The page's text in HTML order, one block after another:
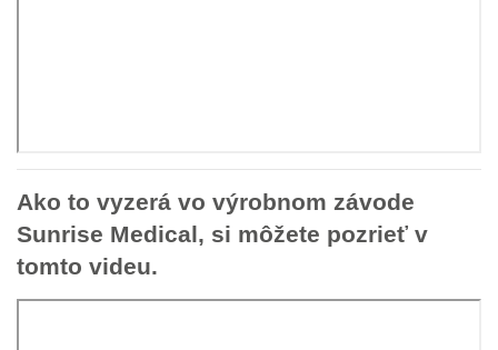
Ako to vyzerá vo výrobnom závode
Sunrise Medical, si môžete pozrieť v
tomto videu.